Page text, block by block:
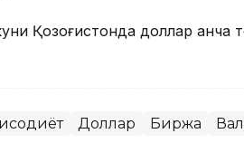
Қозоғистонда доллар қанча
Доллар Биржа